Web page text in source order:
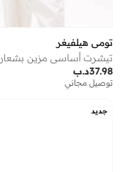
تومي هيلفيغر
تيشرت أساسي مزين بشعار
د.ب37.98
توصيل مجاني
جديد